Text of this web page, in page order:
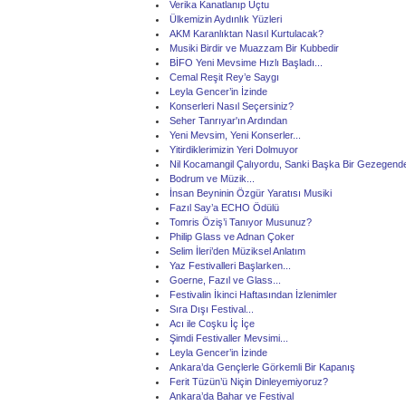
Verika Kanatlanıp Uçtu
Ülkemizin Aydınlık Yüzleri
AKM Karanlıktan Nasıl Kurtulacak?
Musiki Birdir ve Muazzam Bir Kubbedir
BİFO Yeni Mevsime Hızlı Başladı...
Cemal Reşit Rey’e Saygı
Leyla Gencer’in İzinde
Konserleri Nasıl Seçersiniz?
Seher Tanrıyar'ın Ardından
Yeni Mevsim, Yeni Konserler...
Yitirdiklerimizin Yeri Dolmuyor
Nil Kocamangil Çalıyordu, Sanki Başka Bir
Bodrum ve Müzik...
İnsan Beyninin Özgür Yaratısı Musiki
Fazıl Say’a ECHO Ödülü
Tomris Öziş’i Tanıyor Musunuz?
Philip Glass ve Adnan Çoker
Selim İleri’den Müziksel Anlatım
Yaz Festivalleri Başlarken...
Goerne, Fazıl ve Glass...
Festivalin İkinci Haftasından İzlenimler
Sıra Dışı Festival...
Acı ile Coşku İç İçe
Şimdi Festivaller Mevsimi...
Leyla Gencer’in İzinde
Ankara’da Gençlerle Görkemli Bir Kapanış
Ferit Tüzün’ü Niçin Dinleyemiyoruz?
Ankara’da Bahar ve Festival